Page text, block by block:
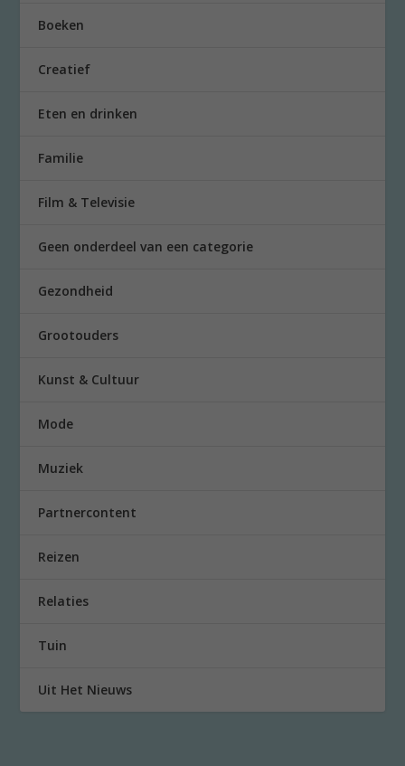
Boeken
Creatief
Eten en drinken
Familie
Film & Televisie
Geen onderdeel van een categorie
Gezondheid
Grootouders
Kunst & Cultuur
Mode
Muziek
Partnercontent
Reizen
Relaties
Tuin
Uit Het Nieuws